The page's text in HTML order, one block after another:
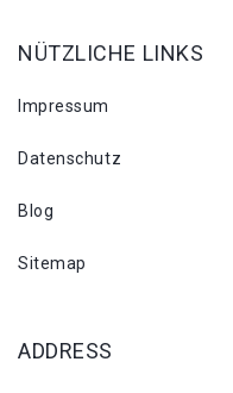
NÜTZLICHE LINKS
Impressum
Datenschutz
Blog
Sitemap
ADDRESS